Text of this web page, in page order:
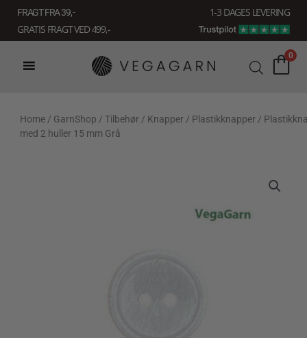
indholdet
FRAGT FRA 39, -
1-3 DAGES LEVERING
GRATIS FRAGT VED 499,-
0
Home / GarnShop / Tilbehør / Knapper / Plastikknapper /
med 2 huller 15 mm Grå